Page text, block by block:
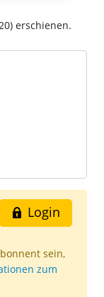
erschienen.
Login
sein,
zum